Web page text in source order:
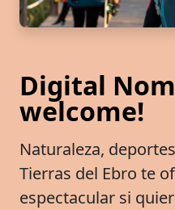
Digital
welcome!
Naturaleza,
Tierras del Ebro te
espectacular si